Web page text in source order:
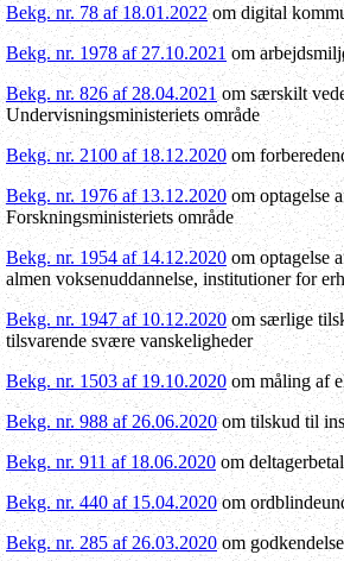
Bekg. nr. 78 af 18.01.2022om digital
Bekg. nr. 1978 af 27.10.2021 om
Bekg. nr. 826 af 28.04.2021 om særskilt
Undervisningsministeriets område
Bekg. nr. 2100 af 18.12.2020om
Bekg. nr. 1976 af 13.12.2020 om optagelse
Forskningsministeriets område
Bekg. nr. 1954 af 14.12.2020 om optagelse
almen voksenuddannelse, institutioner for
Bekg. nr. 1947 af 10.12.2020 om særlige
tilsvarende svære vanskeligheder
Bekg. nr. 1503 af 19.10.2020 om måling af
Bekg. nr. 988 af 26.06.2020om tilskud til
Bekg. nr. 911 af 18.06.2020 om
Bekg. nr. 440 af 15.04.2020om
Bekg. nr. 285 af 26.03.2020 om